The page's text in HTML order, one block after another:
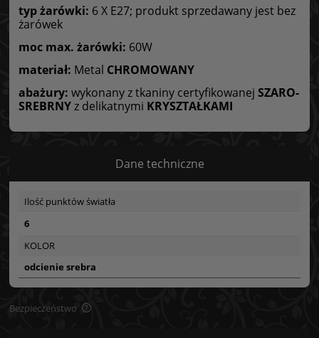
typ żarówki: 6 X E27; produkt sprzedawany jest bez
żarówek
moc max. żarówki: 60W
materiał: Metal CHROMOWANY
abażury: wykonany z tkaniny certyfikowanej SZARO-
SREBRNYz delikatnymi KRYSZTAŁKAMI
Dane techniczne
Ilość punktów światła
6
KOLOR
odcienie srebra
Bezpieczeństwo